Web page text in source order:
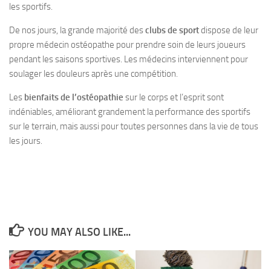
les sportifs.
De nos jours, la grande majorité desclubs de sportdispose de leur
propre médecin ostéopathe pour prendre soin de leurs joueurs
pendant les saisons sportives. Les médecins interviennent pour
soulager les douleurs après une compétition.
Les bienfaits de l’ostéopathie sur le corps et l’esprit sont
indéniables, améliorant grandement la performance des sportifs
sur le terrain, mais aussi pour toutes personnes dans la vie de tous
les jours.
YOU MAY ALSO LIKE...